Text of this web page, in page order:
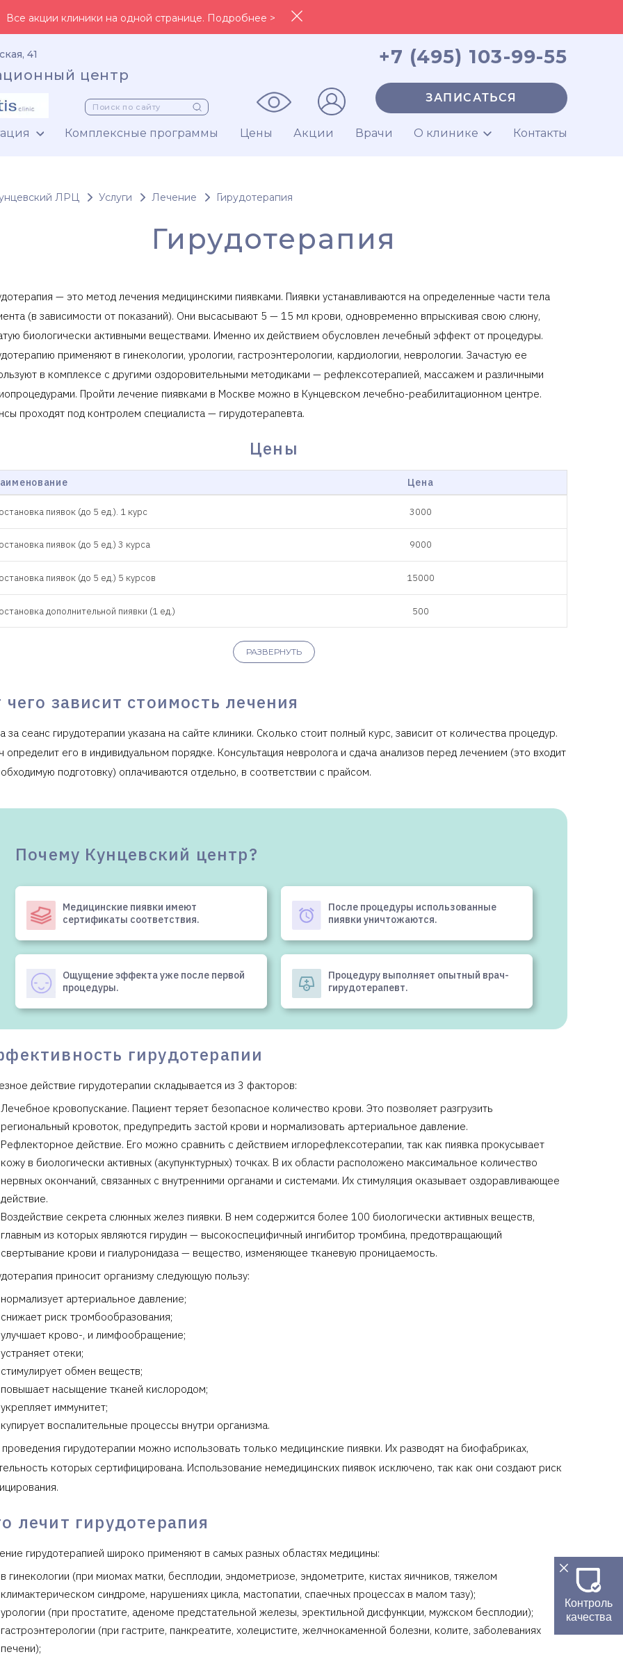
Все акции клиники на одной странице. Подробнее >
41
центр
+7 (495) 103-99-55
ЗАПИСАТЬСЯ
Комплексные программы Цены Акции Врачи О клинике Контакты
ЛРЦ Услуги Лечение Гирудотерапия
Гирудотерапия
— это метод лечения медицинскими пиявками. Пиявки устанавливаются на определенные части тела
(в зависимости от показаний). Они высасывают 5 — 15 мл крови, одновременно впрыскивая свою слюну,
биологически активными веществами. Именно их действием обусловлен лечебный эффект от процедуры.
применяют в гинекологии, урологии, гастроэнтерологии, кардиологии, неврологии. Зачастую ее
в комплексе с другими оздоровительными методиками — рефлексотерапией, массажем и различными
Пройти лечение пиявками в Москве можно в Кунцевском лечебно-реабилитационном центре.
проходят под контролем специалиста — гирудотерапевта.
Цены
Цена
пиявок (до 5 ед.). 1 курс 3000
пиявок (до 5 ед.) 3 курса 9000
пиявок (до 5 ед.) 5 курсов 15000
дополнительной пиявки (1 ед.) 500
РАЗВЕРНУТЬ
чего зависит стоимость лечения
за сеанс гирудотерапии указана на сайте клиники. Сколько стоит полный курс, зависит от количества процедур.
определит его в индивидуальном порядке. Консультация невролога и сдача анализов перед лечением (это входит
подготовку) оплачиваются отдельно, в соответствии с прайсом.
Почему Кунцевский центр?
Медицинские пиявки имеют
сертификаты соответствия.
После процедуры использованные
пиявки уничтожаются.
Ощущение эффекта уже после первой
процедуры.
Процедуру выполняет опытный врач-
гирудотерапевт.
гирудотерапии
действие гирудотерапии складывается из 3 факторов:
Лечебное кровопускание. Пациент теряет безопасное количество крови. Это позволяет разгрузить
региональный кровоток, предупредить застой крови и нормализовать артериальное давление.
Рефлекторное действие. Его можно сравнить с действием иглорефлексотерапии, так как пиявка прокусывает
кожу в биологически активных (акупунктурных) точках. В их области расположено максимальное количество
нервных окончаний, связанных с внутренними органами и системами. Их стимуляция оказывает оздоравливающее
действие.
Воздействие секрета слюнных желез пиявки. В нем содержится более 100 биологически активных веществ,
главным из которых являются гирудин — высокоспецифичный ингибитор тромбина, предотвращающий
свертывание крови и гиалуронидаза — вещество, изменяющее тканевую проницаемость.
приносит организму следующую пользу:
нормализует артериальное давление;
снижает риск тромбообразования;
улучшает крово-, и лимфообращение;
устраняет отеки;
стимулирует обмен веществ;
повышает насыщение тканей кислородом;
укрепляет иммунитет;
купирует воспалительные процессы внутри организма.
гирудотерапии можно использовать только медицинские пиявки. Их разводят на биофабриках,
которых сертифицирована. Использование немедицинских пиявок исключено, так как они создают риск
лечит гирудотерапия
гирудотерапией широко применяют в самых разных областях медицины:
в гинекологии (при миомах матки, бесплодии, эндометриозе, эндометрите, кистах яичников, тяжелом
климактерическом синдроме, нарушениях цикла, мастопатии, спаечных процессах в малом тазу);
урологии (при простатите, аденоме предстательной железы, эректильной дисфункции, мужском бесплодии);
гастроэнтерологии (при гастрите, панкреатите, холецистите, желчнокаменной болезни, колите, заболеваниях
печени);
Контроль
качества